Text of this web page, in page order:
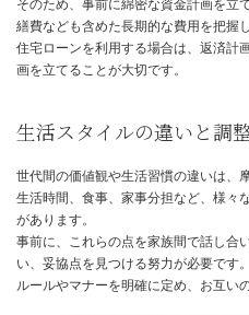
プライバシーの問題
完全同居型では、特にプライバ
部分共有型や完全分離型を選ぶ
すが、それでも完全に独立した
事前に、家族間で十分に話し合
のルールを明確に定めておくこと